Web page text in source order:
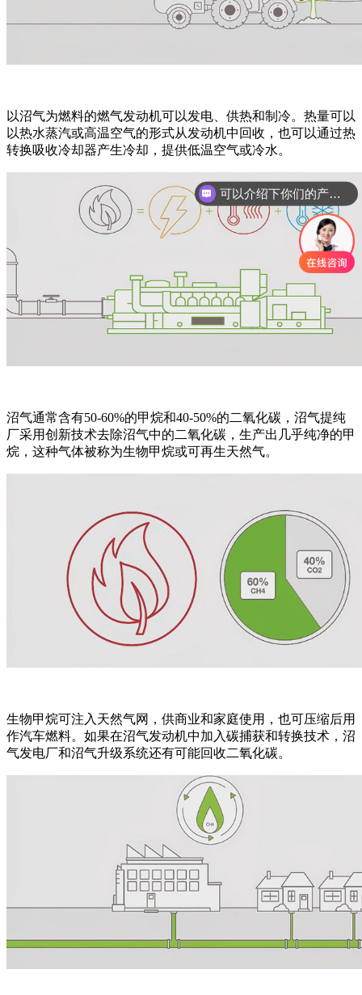
以沼气为燃料的燃气发动机可以发电、供热和制冷。热量可以
以热水蒸汽或高温空气的形式从发动机中回收，也可以通过热
转换吸收冷却器产生冷却，提供低温空气或冷水。
沼气通常含有50-60%的甲烷和40-50%的二氧化碳，沼气提纯
厂采用创新技术去除沼气中的二氧化碳，生产出几乎纯净的甲
烷，这种气体被称为生物甲烷或可再生天然气。
生物甲烷可注入天然气网，供商业和家庭使用，也可压缩后用
作汽车燃料。如果在沼气发动机中加入碳捕获和转换技术，沼
气发电厂和沼气升级系统还有可能回收二氧化碳。
可以介绍下你们的产品么？